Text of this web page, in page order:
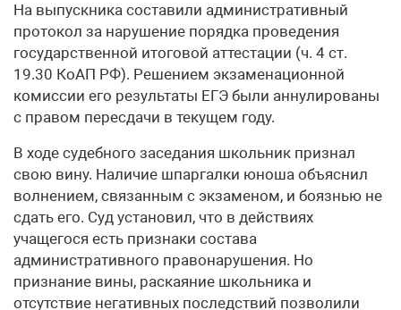
На выпускника составили административный
протокол за нарушение порядка проведения
государственной итоговой аттестации (ч. 4 ст.
19.30 КоАП РФ). Решением экзаменационной
комиссии его результаты ЕГЭ были аннулированы
с правом пересдачи в текущем году.
В ходе судебного заседания школьник признал
свою вину. Наличие шпаргалки юноша объяснил
волнением, связанным с экзаменом, и боязнью не
сдать его. Суд установил, что в действиях
учащегося есть признаки состава
административного правонарушения. Но
признание вины, раскаяние школьника и
отсутствие негативных последствий позволили